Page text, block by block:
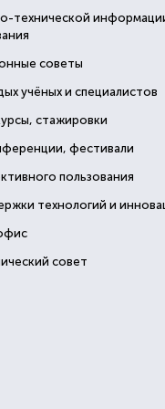
технической
советы
учёных и специалистов
стажировки
фестивали
пользования
технологий и
совет